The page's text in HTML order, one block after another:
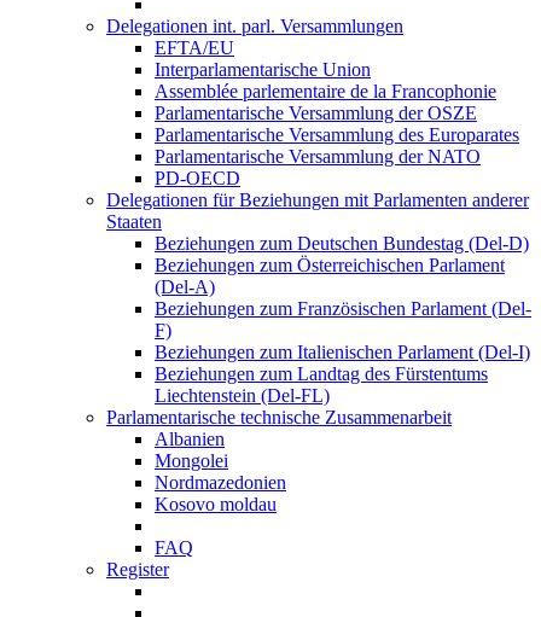
Delegationen int. parl. Versammlungen
EFTA/EU
Interparlamentarische Union
Assemblée parlementaire de la Francophonie
Parlamentarische Versammlung der OSZE
Parlamentarische Versammlung des Europarates
Parlamentarische Versammlung der NATO
PD-OECD
Delegationen für Beziehungen mit Parlamenten anderer
Staaten
Beziehungen zum Deutschen Bundestag (Del-D)
Beziehungen zum Österreichischen Parlament
(Del-A)
Beziehungen zum Französischen Parlament (Del-
F)
Beziehungen zum Italienischen Parlament (Del-I)
Beziehungen zum Landtag des Fürstentums
Liechtenstein (Del-FL)
Parlamentarische technische Zusammenarbeit
Albanien
Mongolei
Nordmazedonien
Kosovo moldau
FAQ
Register